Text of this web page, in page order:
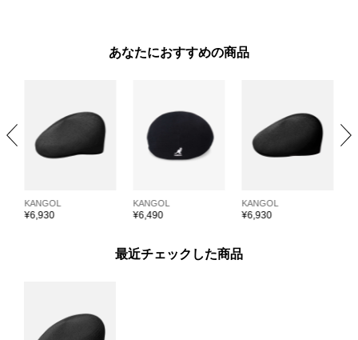
あなたにおすすめの商品
KANGOL
¥6,930
KANGOL
¥6,490
KANGOL
¥6,930
最近チェックした商品